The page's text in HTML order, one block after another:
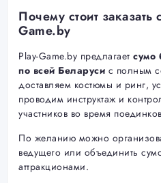
Почему стоит
Game.by
Play-Game.by предлагает сумо
по всей Беларуси с полным
доставляем костюмы и ринг,
проводим инструктаж и
участников во время
По желанию можно
ведущего или объединить
аттракционами.